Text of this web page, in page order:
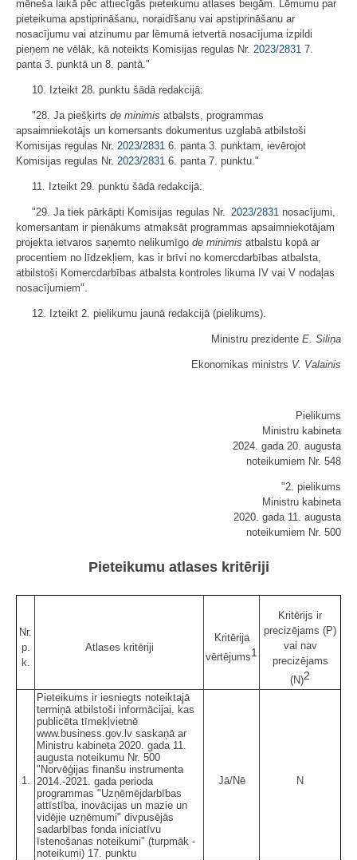
mēneša laikā pēc attiecīgās pieteikumu atlases beigām. Lēmumu par
pieteikuma apstiprināšanu, noraidīšanu vai apstiprināšanu ar
nosacījumu vai atzinumu par lēmumā ietvertā nosacījuma izpildi
pieņem ne vēlāk, kā noteikts Komisijas regulas Nr. 2023/2831 7.
panta 3. punktā un 8. pantā."
10. Izteikt 28. punktu šādā redakcijā:
"28. Ja piešķirts de minimis atbalsts, programmas
apsaimniekotājs un komersants dokumentus uzglabā atbilstoši
Komisijas regulas Nr. 2023/2831 6. panta 3. punktam, ievērojot
Komisijas regulas Nr. 2023/2831 6. panta 7. punktu."
11. Izteikt 29. punktu šādā redakcijā:
"29. Ja tiek pārkāpti Komisijas regulas Nr. 2023/2831 nosacījumi,
komersantam ir pienākums atmaksāt programmas apsaimniekotājam
projekta ietvaros saņemto nelikumīgo de minimis atbalstu kopā ar
procentiem no līdzekļiem, kas ir brīvi no komercdarbības atbalsta,
atbilstoši Komercdarbības atbalsta kontroles likuma IV vai V nodaļas
nosacījumiem".
12. Izteikt 2. pielikumu jaunā redakcijā (pielikums).
Ministru prezidente E. Siliņa
Ekonomikas ministrs V. Valainis
Pielikums
Ministru kabineta
2024. gada 20. augusta
noteikumiem Nr. 548
"2. pielikums
Ministru kabineta
2020. gada 11. augusta
noteikumiem Nr. 500
Pieteikumu atlases kritēriji
Nr.
p.
k.
Atlases kritēriji
Kritērija
vērtējums1
Kritērijs ir
precizējams (P)
vai nav
precizējams
(N)2
1.
Pieteikums ir iesniegts noteiktajā
termiņā atbilstoši informācijai, kas
publicēta tīmekļvietnē
www.business.gov.lv saskaņā ar
Ministru kabineta 2020. gada 11.
augusta noteikumu Nr. 500
"Norvēģijas finanšu instrumenta
2014.-2021. gada perioda
programmas "Uzņēmējdarbības
attīstība, inovācijas un mazie un
vidējie uzņēmumi" divpusējās
sadarbības fonda iniciatīvu
īstenošanas noteikumi" (turpmāk -
noteikumi) 17. punktu
Jā/Nē N